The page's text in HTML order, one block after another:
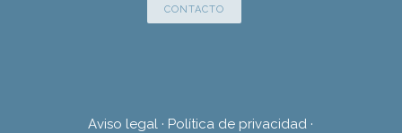
CONTACTO
Aviso legal · Política de privacidad ·